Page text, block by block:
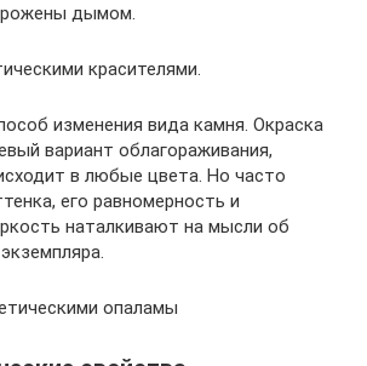
дымом.
красителями.
изменения вида камня. Окраска
вариант облагораживания,
в любые цвета. Но часто
его равномерность и
наталкивают на мысли об
опаламы